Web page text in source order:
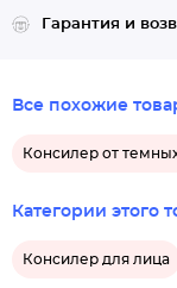
Гарантия и
Все похожие
Консилер от
Категории этого
Консилер для лица